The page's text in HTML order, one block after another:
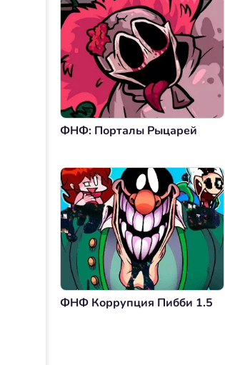
ФНФ: Порталы Рыцарей
ФНФ Коррупция Пибби 1.5